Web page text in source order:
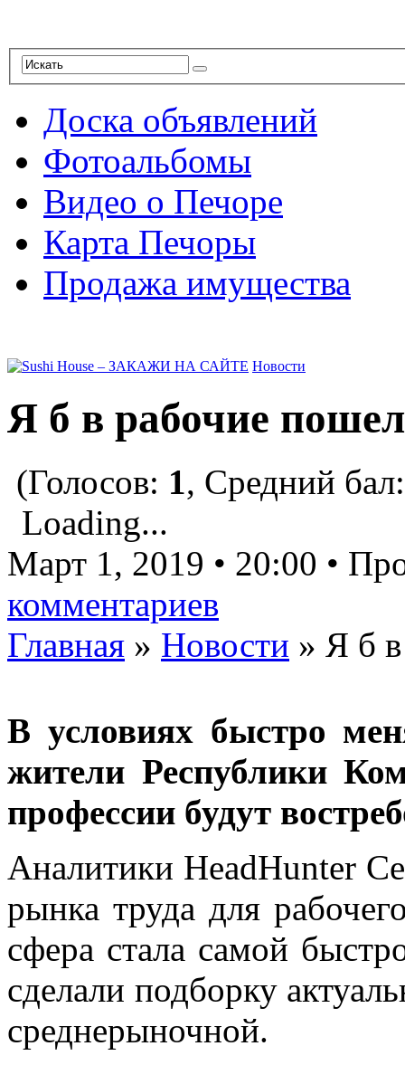
Доска объявлений
Фотоальбомы
Видео о Печоре
Карта Печоры
Продажа имущества
Новости
Я б в рабочие
(Голосов: 1, Средний
Loading...
Март 1, 2019 • 20:00 •
комментариев
Главная » Новости » Я б
В условиях быстро
жители Республики
профессии будут
Аналитики HeadHunter
рынка труда для
сфера стала самой
сделали подборку
среднерыночной.